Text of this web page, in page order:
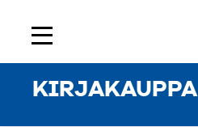
KIRJAKAUPPA
Etusivu